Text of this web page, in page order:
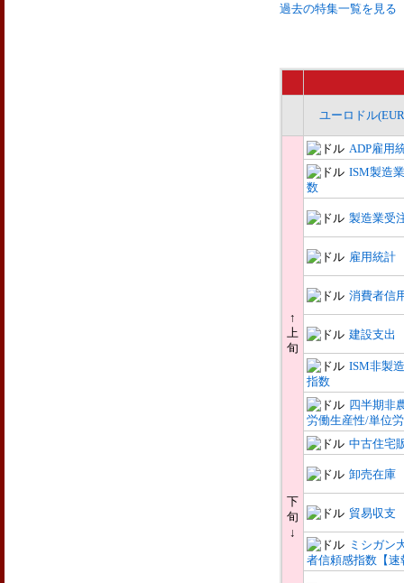
過去の特集一覧を見る
ユーロドル
↑
上
旬
下
旬
↓
ADP雇用
ISM製造
数
製造業受
雇用統計
消費者信
建設支出
ISM非製
指数
四半期非
労働生産性/単位
中古住宅
卸売在庫
貿易収支
ミシガン
者信頼感指数【速